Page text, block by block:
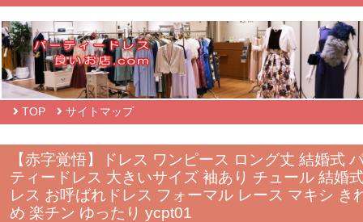
TOP サイトマップ
【赤字覚悟】ドレス ワンピース ロング丈 結婚式
ティードレス 大きいサイズ 袖あり チュール 結婚
レス お呼ばれドレス フォーマル レース マキシ き
め 楽チン ゆったり ycpt01